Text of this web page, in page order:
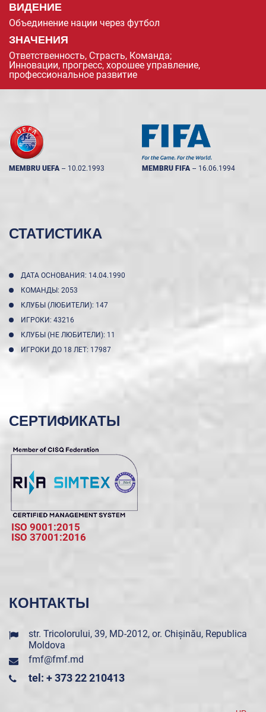
ВИДЕНИЕ
Объединение нации через футбол
ЗНАЧЕНИЯ
Ответственность, Страсть, Команда;
Инновации, прогресс, хорошее управление,
профессиональное развитие
MEMBRU UEFA -- 10.02.1993 MEMBRU FIFA -- 16.06.1994
СТАТИСТИКА
ДАТА ОСНОВАНИЯ: 14.04.1990
КОМАНДЫ: 2053
КЛУБЫ (ЛЮБИТЕЛИ): 147
ИГРОКИ: 43216
КЛУБЫ (НЕ ЛЮБИТЕЛИ): 11
ИГРОКИ ДО 18 ЛЕТ: 17987
СЕРТИФИКАТЫ
ISO 9001:2015
ISO 37001:2016
КОНТАКТЫ
str. Tricolorului, 39, MD-2012, or. Chișinău, Republica
Moldova
fmf@fmf.md
tel: + 373 22 210413